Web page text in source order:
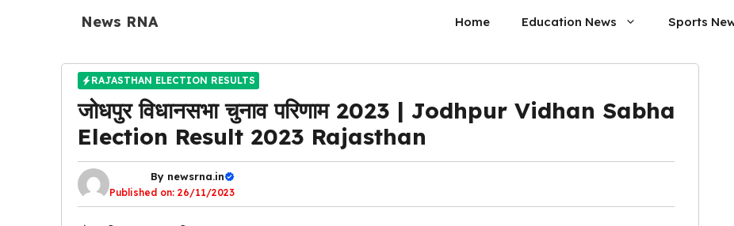
News RNA Home Education News Sports
RAJASTHAN ELECTION RESULTS
जोधपुर विधानसभा चुनाव परिणाम 2023 | Jodhpur Vidhan Sabha
Election Result 2023 Rajasthan
By newsrna.in
Published on: 26/11/2023